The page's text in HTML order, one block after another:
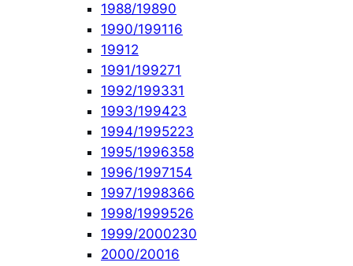
1988/19890
1990/199116
19912
1991/199271
1992/199331
1993/199423
1994/1995223
1995/1996358
1996/1997154
1997/1998366
1998/1999526
1999/2000230
2000/20016